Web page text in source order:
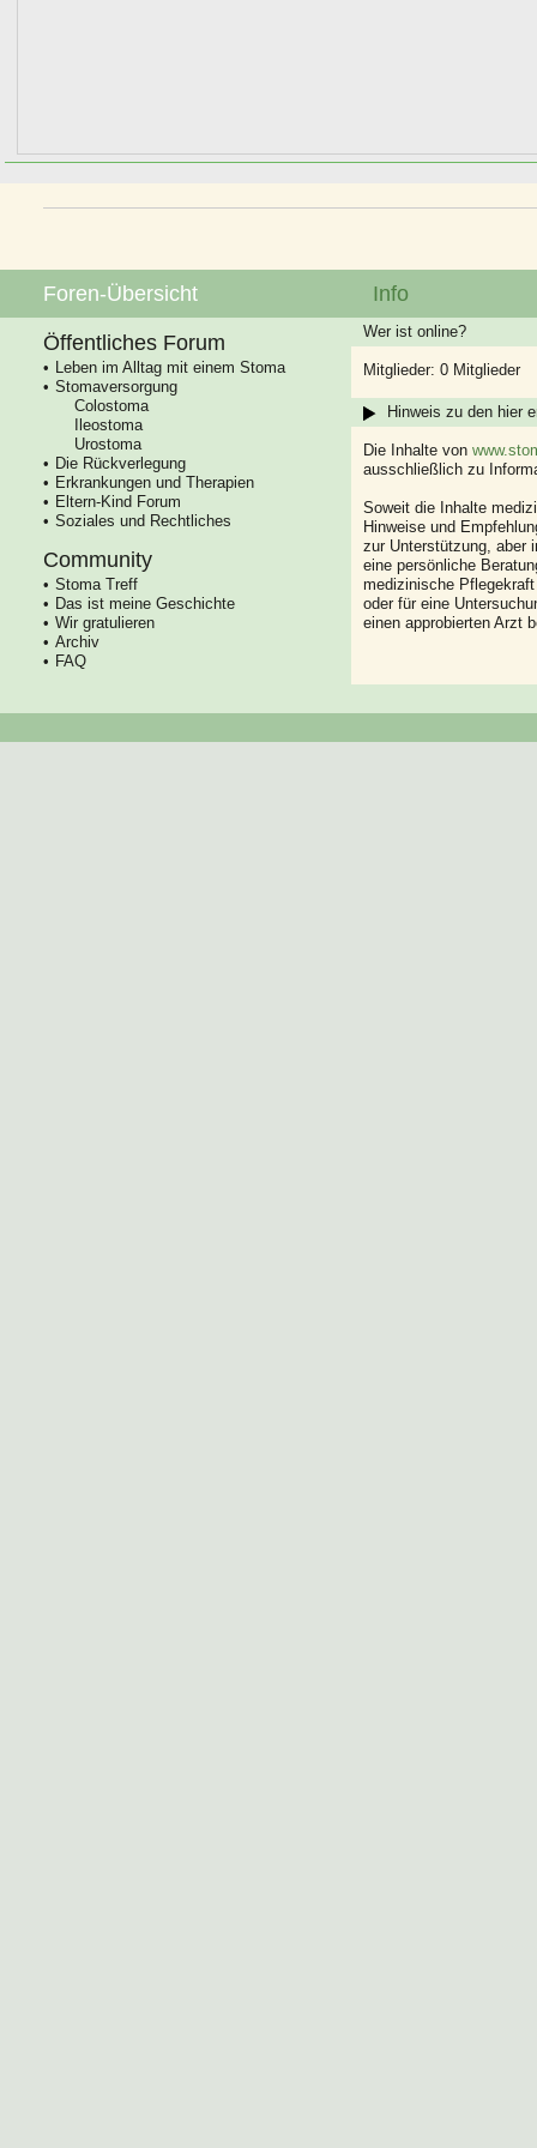
Foren-Übersicht
Öffentliches Forum
Leben im Alltag mit einem Stoma
Stomaversorgung
Colostoma
Ileostoma
Urostoma
Die Rückverlegung
Erkrankungen und Therapien
Eltern-Kind Forum
Soziales und Rechtliches
Community
Stoma Treff
Das ist meine Geschichte
Wir gratulieren
Archiv
FAQ
Info
Wer ist online?
Mitglieder: 0 Mitglieder
Hinweis zu den hier
Die Inhalte von
ausschließlich zu
Soweit die Inhalte
Hinweise und
zur Unterstützung, aber
eine persönliche
medizinische
oder für eine
einen approbierten Arzt